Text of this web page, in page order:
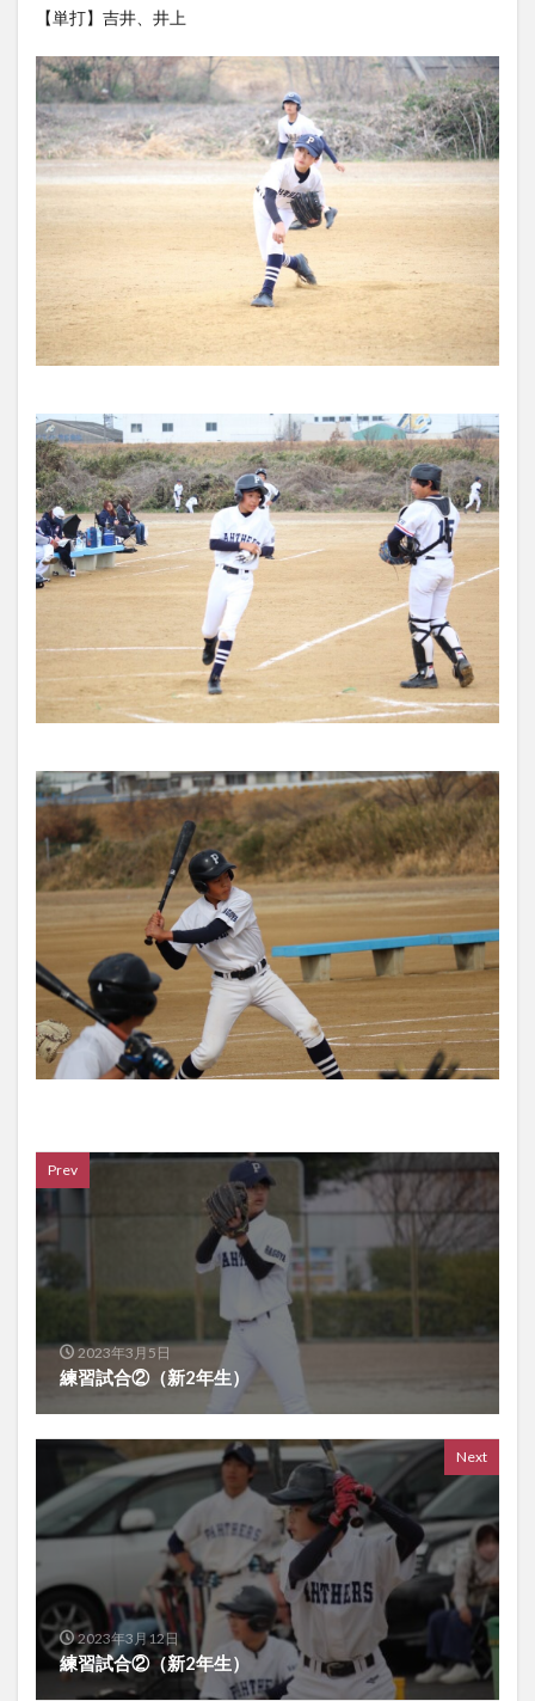
【単打】吉井、井上
Prev
2023年3月5日
練習試合②（新2年生）
Next
2023年3月12日
練習試合②（新2年生）